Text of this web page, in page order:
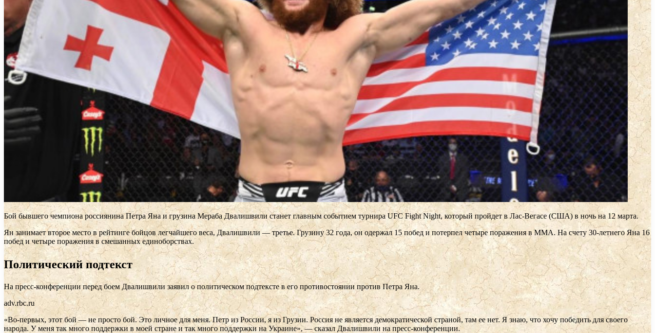
Бой бывшего чемпиона россиянина Петра Яна и грузина Мераба Двалишвили станет главным событием турнира UFC Fight Night, который пройдет в Лас-Вегасе (США) в ночь на 12 марта.
Ян занимает второе место в рейтинге бойцов легчайшего веса, Двалишвили — третье. Грузину 32 года, он одержал 15 побед и потерпел четыре поражения в ММА. На счету 30-летнего Яна 16
побед и четыре поражения в смешанных единоборствах.
Политический подтекст
На пресс-конференции перед боем Двалишвили заявил о политическом подтексте в его противостоянии против Петра Яна.
adv.rbc.ru
«Во-первых, этот бой — не просто бой. Это личное для меня. Петр из России, я из Грузии. Россия не является демократической страной, там ее нет. Я знаю, что хочу победить для своего
народа. У меня так много поддержки в моей стране и так много поддержки на Украине», — сказал Двалишвили на пресс-конференции.